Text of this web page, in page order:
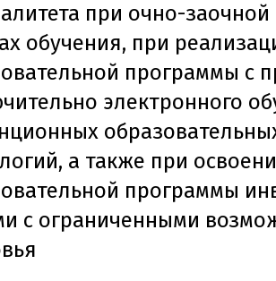
при очно-
обучения, при
программы с
электронного
а также при
программы
с ограниченными